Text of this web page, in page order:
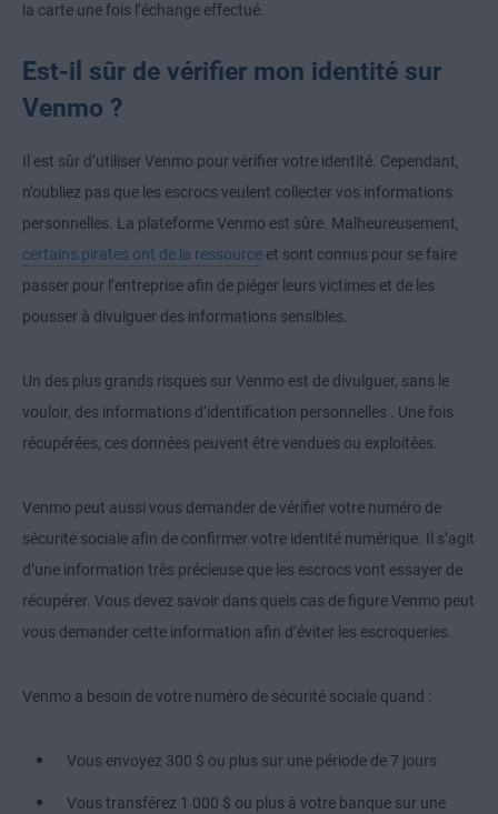
la carte une fois l’échange effectué.
Est-il sûr de vérifier mon identité sur
Venmo ?
Il est sûr d’utiliser Venmo pour vérifier votre identité. Cependant,
n’oubliez pas que les escrocs veulent collecter vos informations
personnelles. La plateforme Venmo est sûre. Malheureusement,
certains pirates ont de la ressource et sont connus pour se faire
passer pour l’entreprise afin de piéger leurs victimes et de les
pousser à divulguer des informations sensibles.
Un des plus grands risques sur Venmo est de divulguer, sans le
vouloir, des informations d’identification personnelles . Une fois
récupérées, ces données peuvent être vendues ou exploitées.
Venmo peut aussi vous demander de vérifier votre numéro de
sécurité sociale afin de confirmer votre identité numérique. Il s’agit
d’une information très précieuse que les escrocs vont essayer de
récupérer. Vous devez savoir dans quels cas de figure Venmo peut
vous demander cette information afin d’éviter les escroqueries.
Venmo a besoin de votre numéro de sécurité sociale quand :
Vous envoyez 300 $ ou plus sur une période de 7 jours
Vous transférez 1 000 $ ou plus à votre banque sur une